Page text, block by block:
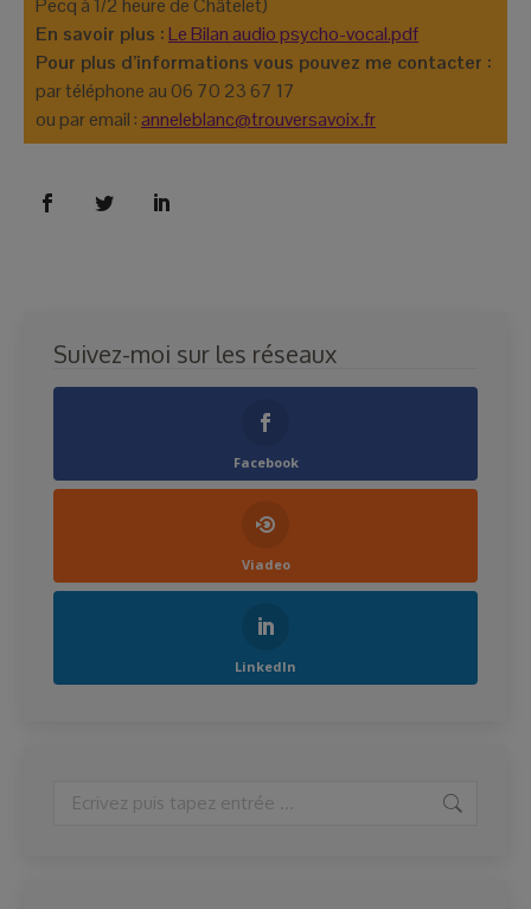
En savoir plus :
par téléphone au 06 70 23 67 17
ou par email : anneleblanc@trouversavoix.fr
Suivez-moi sur les réseaux
Facebook
Viadeo
LinkedIn
Search: